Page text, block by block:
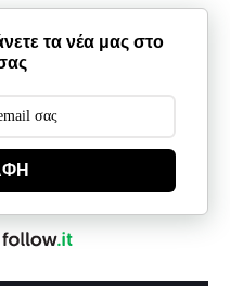
τα νέα μας στο